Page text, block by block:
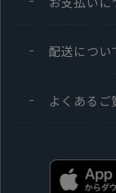
配送につい
よくあるご